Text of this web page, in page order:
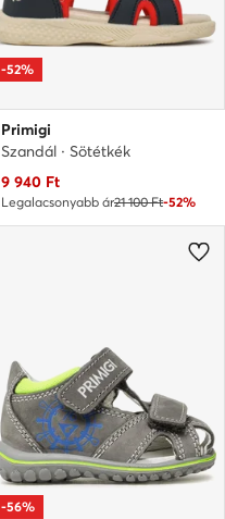
-52%
Primigi
Szandál · Sötétkék
Aktuális ár
9 940 Ft
Legalacsonyabb ár21 100 Ft-52%
-56%